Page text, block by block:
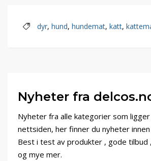
dyr, hund, hundemat, katt,
Nyheter fra
Nyheter fra alle kategorier som ligger
nettsiden, her finner du nyheter
Best i test av produkter , gode tilbud
og mye mer.